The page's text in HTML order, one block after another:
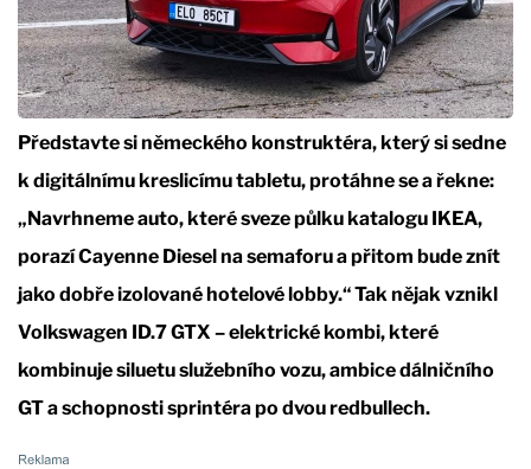
Představte si německého konstruktéra, který si sedne
k digitálnímu kreslicímu tabletu, protáhne se a řekne:
„Navrhneme auto, které sveze půlku katalogu IKEA,
porazí Cayenne Diesel na semaforu a přitom bude znít
jako dobře izolované hotelové lobby.“ Tak nějak vznikl
Volkswagen ID.7 GTX – elektrické kombi, které
kombinuje siluetu služebního vozu, ambice dálničního
GT a schopnosti sprintéra po dvou redbullech.